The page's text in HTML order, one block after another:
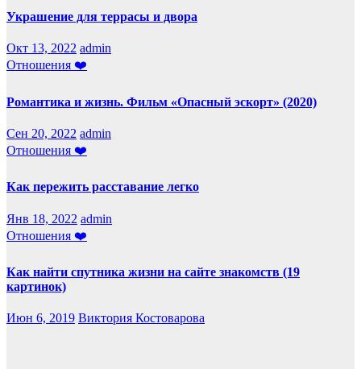
Украшение для террасы и двора
Окт 13, 2022 admin
Отношения ❤️
Романтика и жизнь. Фильм «Опасный эскорт» (2020)
Сен 20, 2022 admin
Отношения ❤️
Как пережить расставание легко
Янв 18, 2022 admin
Отношения ❤️
Как найти спутника жизни на сайте знакомств (19
картинок)
Июн 6, 2019 Виктория Костоварова